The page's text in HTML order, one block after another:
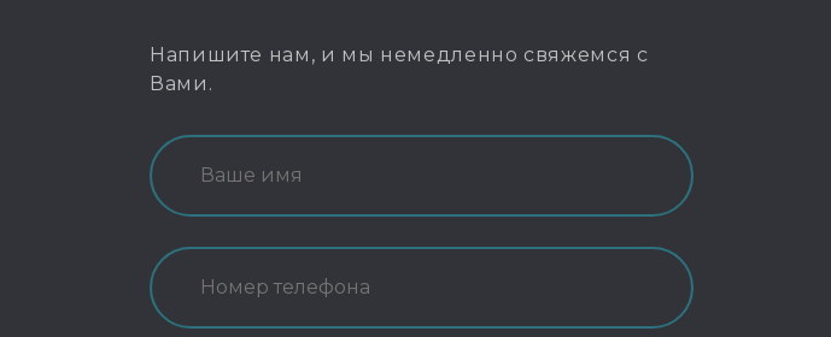
Напишите нам, и мы немедленно свяжемся с
Вами.